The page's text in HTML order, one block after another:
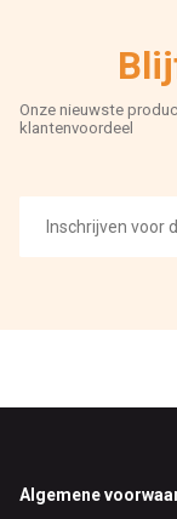
Onze nieuwste
klantenvoordeel
mailadres
Footer
Algemene